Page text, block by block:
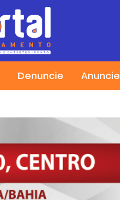
Denuncie Anuncie